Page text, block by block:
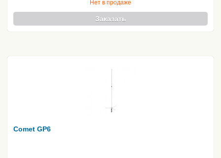
Нет в продаже
Заказать
Comet GP6